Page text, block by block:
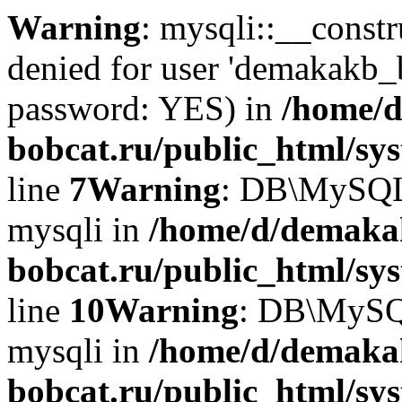
Warning:
denied for user
password: YES) in /home/
bobcat.ru/public_html/
line 7Warning:
mysqli in /home/d/
bobcat.ru/public_html/
line 10Warning:
mysqli in /home/d/
bobcat.ru/public_html/